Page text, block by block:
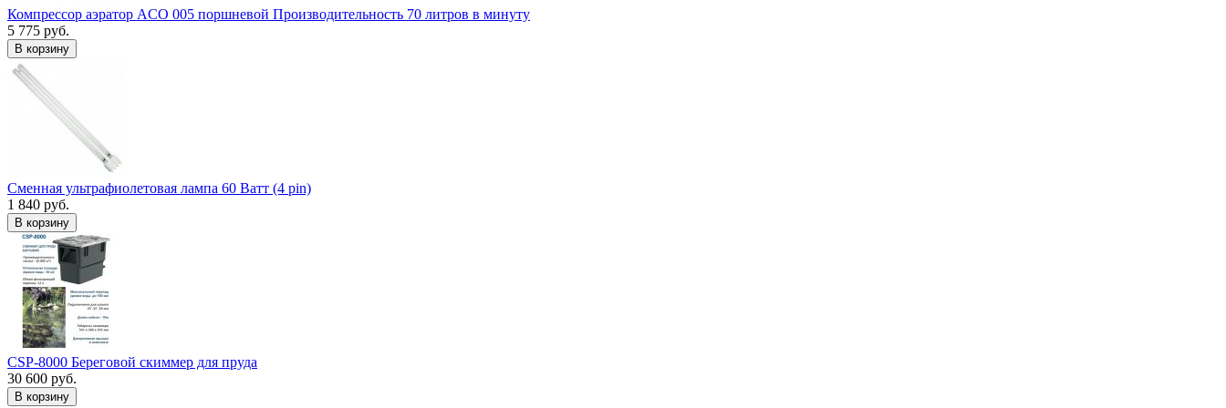
Компрессор аэратор ACO 005 поршневой Производительность 70 литров в минуту
5 775 руб.
В корзину
Сменная ультрафиолетовая лампа 60 Ватт (4 pin)
1 840 руб.
В корзину
CSP-8000 Береговой скиммер для пруда
30 600 руб.
В корзину